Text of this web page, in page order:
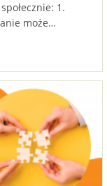
1.
może…